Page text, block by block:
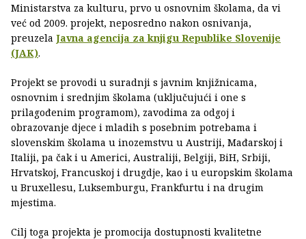
Ministarstva za kulturu, prvo u osnovnim školama, da vi
već od 2009. projekt, neposredno nakon osnivanja,
preuzela Javna agencija za knjigu Republike Slovenije
(JAK).
Projekt se provodi u suradnji s javnim knjižnicama,
osnovnim i srednjim školama (uključujući i one s
prilagođenim programom), zavodima za odgoj i
obrazovanje djece i mladih s posebnim potrebama i
slovenskim školama u inozemstvu u Austriji, Mađarskoj i
Italiji, pa čak i u Americi, Australiji, Belgiji, BiH, Srbiji,
Hrvatskoj, Francuskoj i drugdje, kao i u europskim školama
u Bruxellesu, Luksemburgu, Frankfurtu i na drugim
mjestima.
Cilj toga projekta je promocija dostupnosti kvalitetne